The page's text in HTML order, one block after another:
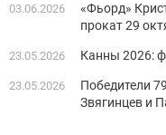
03.06.2026
«Фьорд»
прокат 29
23.05.2026 Канны 2026:
23.05.2026
Победители
Звягинцев и